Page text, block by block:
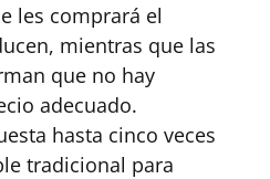
les comprará el
mientras que las
que no hay
adecuado.
hasta cinco veces
tradicional para